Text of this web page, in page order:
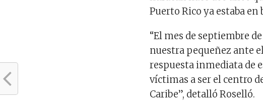
Puerto Rico ya estaba
“El mes de septiembre
nuestra pequeñez ante
respuesta inmediata de
víctimas a ser el centro
Caribe”, detalló Roselló.